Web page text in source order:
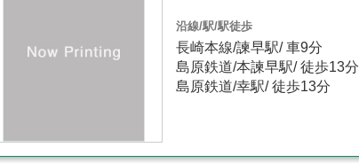
沿線/駅/駅徒歩
長崎本線/諫早駅/ 車9分
島原鉄道/本諫早駅/ 徒歩13分
島原鉄道/幸駅/ 徒歩13分